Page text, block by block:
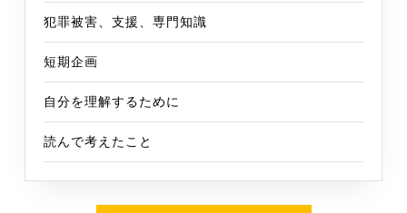
犯罪被害、支援、専門知識
短期企画
自分を理解するために
読んで考えたこと